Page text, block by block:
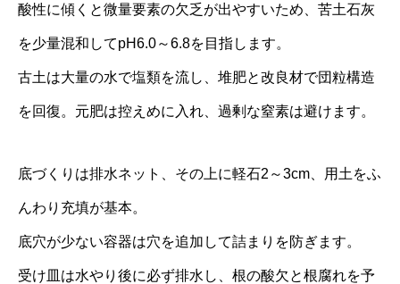
酸性に傾くと微量要素の欠乏が出やすいため、苦土石灰
を少量混和してpH6.0～6.8を目指します。
古土は大量の水で塩類を流し、堆肥と改良材で団粒構造
を回復。元肥は控えめに入れ、過剰な窒素は避けます。
底づくりは排水ネット、その上に軽石2～3cm、用土をふ
んわり充填が基本。
底穴が少ない容器は穴を追加して詰まりを防ぎます。
受け皿は水やり後に必ず排水し、根の酸欠と根腐れを予